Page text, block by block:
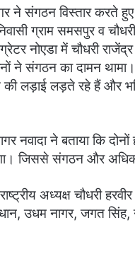
संगठन विस्तार करते हुए
ग्राम समसपुर व
नोएडा में चौधरी
ने संगठन का दामन
लड़ाई लड़ते रहे हैं और
नवादा ने बताया कि
जिससे संगठन और अधिक
अध्यक्ष चौधरी
उधम नागर, जगत सिंह,